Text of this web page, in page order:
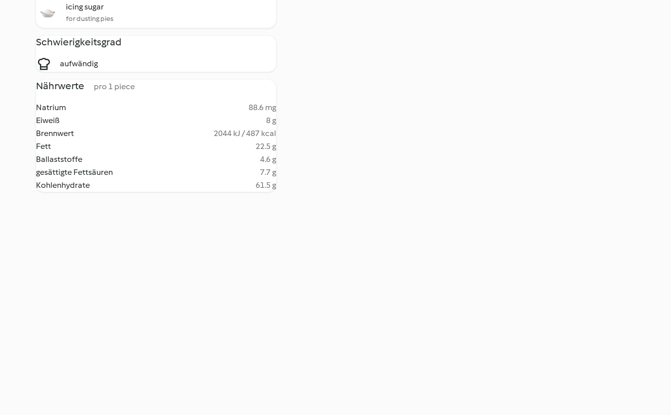
icing sugar
for dusting pies
Schwierigkeitsgrad
aufwändig
Nährwerte pro 1 piece
Natrium
88.6 mg
Eiweiß
8 g
Brennwert
2044 kJ / 487 kcal
Fett
22.5 g
Ballaststoffe
4.6 g
gesättigte Fettsäuren
7.7 g
Kohlenhydrate
61.5 g